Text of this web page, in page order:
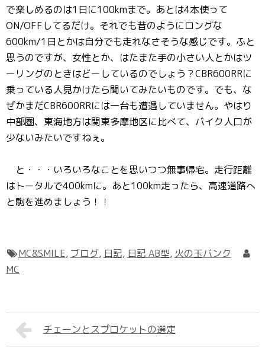
で楽しめるのは1日に100kmまで。あとは4本使って
ON/OFFしてるだけ。それでも昔のようにロングな
600km/1日とかは自分でも走れなさそうな感じです。ふと
思うのですが、女性とか、はたまた手の小さい人とかはツ
ーリングのときはどーしているのでしょう？CBR600RRに
乗っている人見かけたら聞いてみたいものです。でも、な
ぜかまだCBR600RRには一台も遭遇していません。やはり
中部圏、東海地方は関東多摩地区に比べて、バイク人口が
少ないみたいですねぇ。
と・・・いろいろなことを思いつつ無事帰宅。走行距離
はトータルで400kmに。あと100km走ったら、高速道路へ
と駒を進めましょう！！
MC&SMILE, ブログ, 日記, 日記 AB型, 火の玉バンク
MC
チェーンとスプロケットの選定